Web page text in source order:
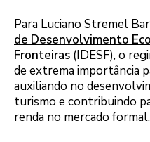
Para Luciano Stremel
de Desenvolvimento
Fronteiras (IDESF), o
de extrema importância
auxiliando no
turismo e contribuindo
renda no mercado formal.